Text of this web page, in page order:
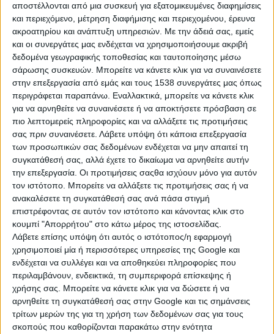
αποστέλλονται από μια συσκευή για εξατομικευμένες διαφημίσεις
και περιεχόμενο, μέτρηση διαφήμισης και περιεχομένου, έρευνα
ακροατηρίου και ανάπτυξη υπηρεσιών. Με την άδειά σας, εμείς
και οι συνεργάτες μας ενδέχεται να χρησιμοποιήσουμε ακριβή
δεδομένα γεωγραφικής τοποθεσίας και ταυτοποίησης μέσω
σάρωσης συσκευών. Μπορείτε να κάνετε κλικ για να συναινέσετε
στην επεξεργασία από εμάς και τους 1538 συνεργάτες μας όπως
περιγράφεται παραπάνω. Εναλλακτικά, μπορείτε να κάνετε κλικ
για να αρνηθείτε να συναινέσετε ή να αποκτήσετε πρόσβαση σε
πιο λεπτομερείς πληροφορίες και να αλλάξετε τις προτιμήσεις
σας πριν συναινέσετε. Λάβετε υπόψη ότι κάποια επεξεργασία
των προσωπικών σας δεδομένων ενδέχεται να μην απαιτεί τη
συγκατάθεσή σας, αλλά έχετε το δικαίωμα να αρνηθείτε αυτήν
την επεξεργασία. Οι προτιμήσεις σαςθα ισχύουν μόνο για αυτόν
τον ιστότοπο. Μπορείτε να αλλάξετε τις προτιμήσεις σας ή να
ανακαλέσετε τη συγκατάθεσή σας ανά πάσα στιγμή
επιστρέφοντας σε αυτόν τον ιστότοπο και κάνοντας κλικ στο
κουμπί "Απορρήτου" στο κάτω μέρος της ιστοσελίδας.
Λάβετε επίσης υπόψη ότι αυτός ο ιστότοπος/η εφαρμογή
χρησιμοποιεί μία ή περισσότερες υπηρεσίες της Google και
ενδέχεται να συλλέγει και να αποθηκεύει πληροφορίες που
περιλαμβάνουν, ενδεικτικά, τη συμπεριφορά επίσκεψης ή
χρήσης σας. Μπορείτε να κάνετε κλικ για να δώσετε ή να
αρνηθείτε τη συγκατάθεσή σας στην Google και τις σημάνσεις
τρίτων μερών της για τη χρήση των δεδομένων σας για τους
σκοπούς που καθορίζονται παρακάτω στην ενότητα
«χαράτσι» του έτους 2013, για τα
ηλεκτροδοτούμενα ακίνητά τους, όσοι
φορολογούμενοι δεν θα κατορθώσουν
να το εξοφλήσουν σε 5 δόσεις, μέσω
των λογαριασμών ηλεκτρικού
ρεύματος. Αν δε το καταβάλουν ούτε
τότε, οι αρμόδιες Δ.Ο.Υ. θα τους
«κυνηγήσουν» με κατασχέσεις σε
εισοδήματα και περιουσιακά στοιχεία
τους.
Όπως προκύπτει από σχετική απόφαση
που υπέγραψε πρόσφατα ο Γενικός
Γραμματέας Εσόδων του υπουργείου
Οικονομικών κ. Χ. Θεοχάρης: